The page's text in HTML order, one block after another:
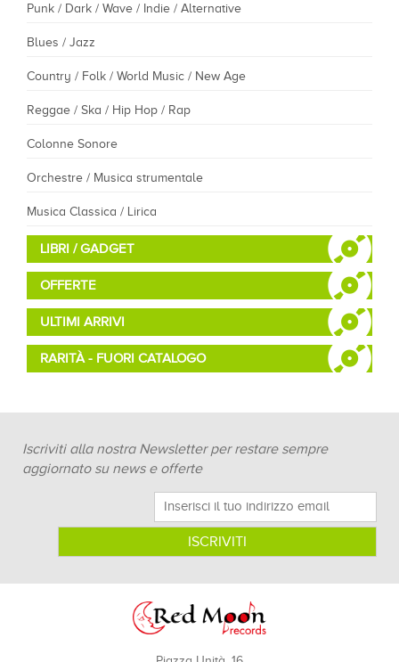
Punk / Dark / Wave / Indie / Alternative
Blues / Jazz
Country / Folk / World Music / New Age
Reggae / Ska / Hip Hop / Rap
Colonne Sonore
Orchestre / Musica strumentale
Musica Classica / Lirica
LIBRI / GADGET
OFFERTE
ULTIMI ARRIVI
RARITÀ - FUORI CATALOGO
Iscriviti alla nostra Newsletter per restare sempre
aggiornato su news e offerte